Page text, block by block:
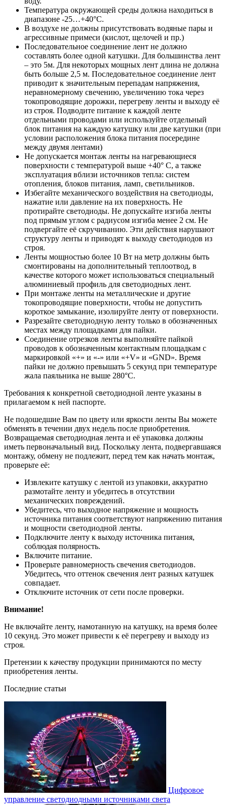
Температура окружающей среды должна находиться в
диапазоне -25…+40°С.
В воздухе не должны присутствовать водяные пары и
агрессивные примеси (кислот, щелочей и пр.)
Последовательное соединение лент не должно
составлять более одной катушки. Для большинства лент
– это 5м. Для некоторых мощных лент длина не должна
быть больше 2,5 м. Последовательное соединение лент
приводит к значительным перепадам напряжения,
неравномерному свечению, увеличению тока через
токопроводящие дорожки, перегреву ленты и выходу её
из строя. Подводите питание к каждой ленте
отдельными проводами или используйте отдельный
блок питания на каждую катушку или две катушки (при
условии расположения блока питания посередине
между двумя лентами)
Не допускается монтаж ленты на нагревающиеся
поверхности с температурой выше +40° C, а также
эксплуатация вблизи источников тепла: систем
отопления, блоков питания, ламп, светильников.
Избегайте механического воздействия на светодиоды,
нажатие или давление на их поверхность. Не
протирайте светодиоды. Не допускайте изгиба ленты
под прямым углом с радиусом изгиба менее 2 см. Не
подвергайте её скручиванию. Эти действия нарушают
структуру ленты и приводят к выходу светодиодов из
строя.
Ленты мощностью более 10 Вт на метр должны быть
смонтированы на дополнительный теплоотвод, в
качестве которого может использоваться специальный
алюминиевый профиль для светодиодных лент.
При монтаже ленты на металлические и другие
токопроводящие поверхности, чтобы не допустить
короткое замыкание, изолируйте ленту от поверхности.
Разрезайте светодиодную ленту только в обозначенных
местах между площадками для пайки.
Соединение отрезков ленты выполняйте пайкой
проводов к обозначенным контактным площадкам с
маркировкой «+» и «-» или «+V» и «GND». Время
пайки не должно превышать 5 секунд при температуре
жала паяльника не выше 280°С.
Требования к конкретной светодиодной ленте указаны в
прилагаемом к ней паспорте.
Не подошедшие Вам по цвету или яркости ленты Вы можете
обменять в течении двух недель после приобретения.
Возвращаемая светодиодная лента и её упаковка должны
иметь первоначальный вид. Поскольку лента, подвергавшаяся
монтажу, обмену не подлежит, перед тем как начать монтаж,
проверьте её:
Извлеките катушку с лентой из упаковки, аккуратно
размотайте ленту и убедитесь в отсутствии
механических повреждений.
Убедитесь, что выходное напряжение и мощность
источника питания соответствуют напряжению питания
и мощности светодиодной ленты.
Подключите ленту к выходу источника питания,
соблюдая полярность.
Включите питание.
Проверьте равномерность свечения светодиодов.
Убедитесь, что оттенок свечения лент разных катушек
совпадает.
Отключите источник от сети после проверки.
Внимание!
Не включайте ленту, намотанную на катушку, на время более
10 секунд. Это может привести к её перегреву и выходу из
строя.
Претензии к качеству продукции принимаются по месту
приобретения ленты.
Последние статьи
Цифровое
управление светодиодными источниками света